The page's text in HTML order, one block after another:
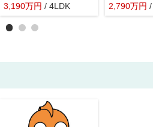
3,190万円 / 4LDK
2,790万円